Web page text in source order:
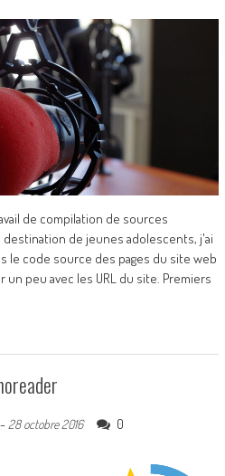
de compilation de sources
destination de jeunes adolescents, j'ai
le code source des pages du site web
un peu avec les URL du site. Premiers
-28 octobre 2016 0